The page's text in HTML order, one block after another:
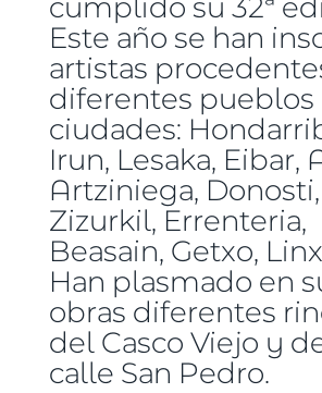
Este año se han
artistas
diferentes pueblos
ciudades:
Irun, Lesaka, Eibar,
Artziniega, Donosti,
Zizurkil, Errenteria,
Beasain, Getxo,
Han plasmado en
obras diferentes
del Casco Viejo y
calle San Pedro.